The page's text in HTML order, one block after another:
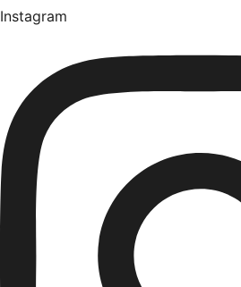
Instagram